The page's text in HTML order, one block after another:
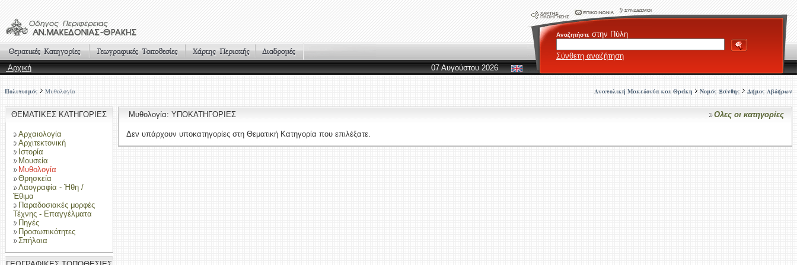
Αναζητήστε στην Πύλη
Σύνθετη αναζήτηση
Αρχική
07 Αυγούστου 2026
Πολιτισμός Μυθολογία Ανατολική Μακεδονία και Θράκη Νομός Ξάνθης Δήμος Αβδήρων
ΘΕΜΑΤΙΚΕΣ ΚΑΤΗΓΟΡΙΕΣ
Αρχαιολογία
Αρχιτεκτονική
Ιστορία
Μουσεία
Μυθολογία
Θρησκεία
Λαογραφία - Ήθη /
Έθιμα
Παραδοσιακές μορφές
Τέχνης - Επαγγέλματα
Πηγές
Προσωπικότητες
Σπήλαια
Μυθολογία: ΥΠΟΚΑΤΗΓΟΡΙΕΣ Ολες οι κατηγορίες
Δεν υπάρχουν υποκατηγορίες στη Θεματική Κατηγορία που επιλέξατε.